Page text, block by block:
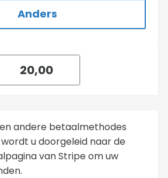
Anders
en andere betaalmethodes
u doorgeleid naar de
van Stripe om uw